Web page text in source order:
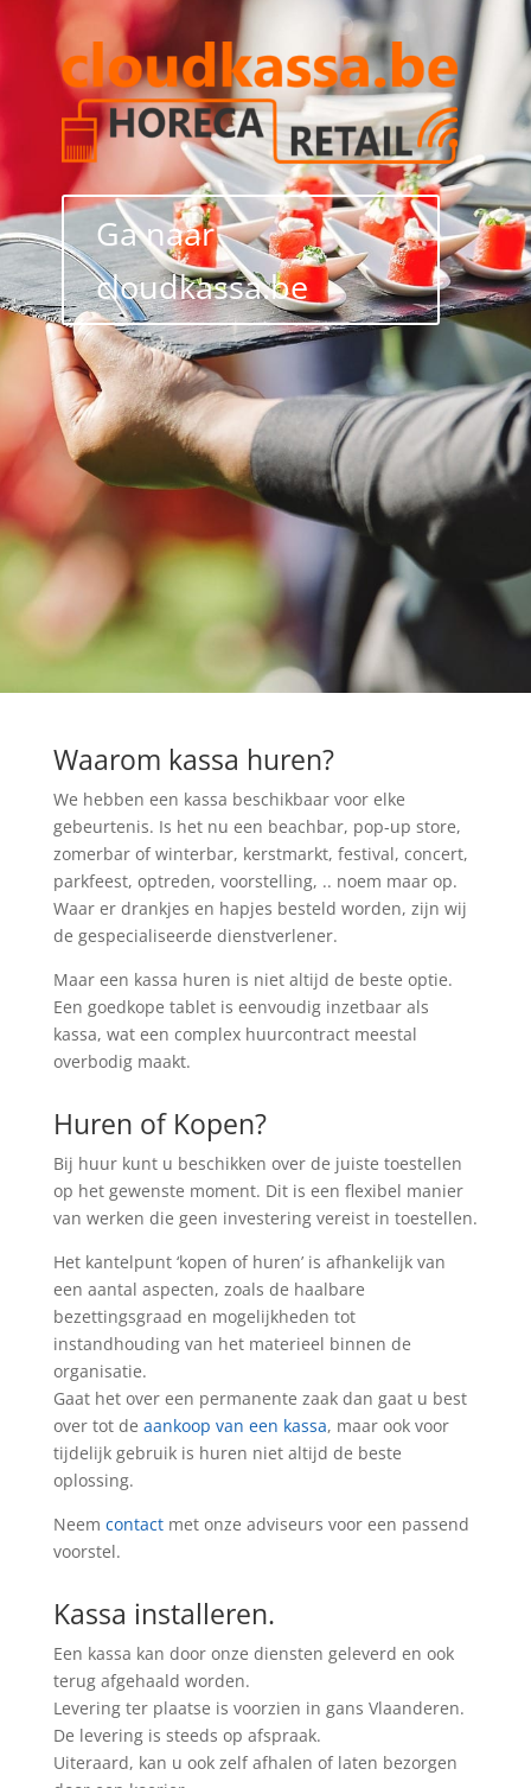
Ga naar
cloudkassa.be
Waarom kassa huren?
We hebben een kassa beschikbaar voor elke
gebeurtenis. Is het nu een beachbar, pop-up store,
zomerbar of winterbar, kerstmarkt, festival, concert,
parkfeest, optreden, voorstelling, .. noem maar op.
Waar er drankjes en hapjes besteld worden, zijn wij
de gespecialiseerde dienstverlener.
Maar een kassa huren is niet altijd de beste optie.
Een goedkope tablet is eenvoudig inzetbaar als
kassa, wat een complex huurcontract meestal
overbodig maakt.
Huren of Kopen?
Bij huur kunt u beschikken over de juiste toestellen
op het gewenste moment. Dit is een flexibel manier
van werken die geen investering vereist in toestellen.
Het kantelpunt ‘kopen of huren’ is afhankelijk van
een aantal aspecten, zoals de haalbare
bezettingsgraad en mogelijkheden tot
instandhouding van het materieel binnen de
organisatie.
Gaat het over een permanente zaak dan gaat u best
over tot de aankoop van een kassa, maar ook voor
tijdelijk gebruik is huren niet altijd de beste
oplossing.
Neem contactmet onze adviseurs voor een passend
voorstel.
Kassa installeren.
Een kassa kan door onze diensten geleverd en ook
terug afgehaald worden.
Levering ter plaatse is voorzien in gans Vlaanderen.
De levering is steeds op afspraak.
Uiteraard, kan u ook zelf afhalen of laten bezorgen